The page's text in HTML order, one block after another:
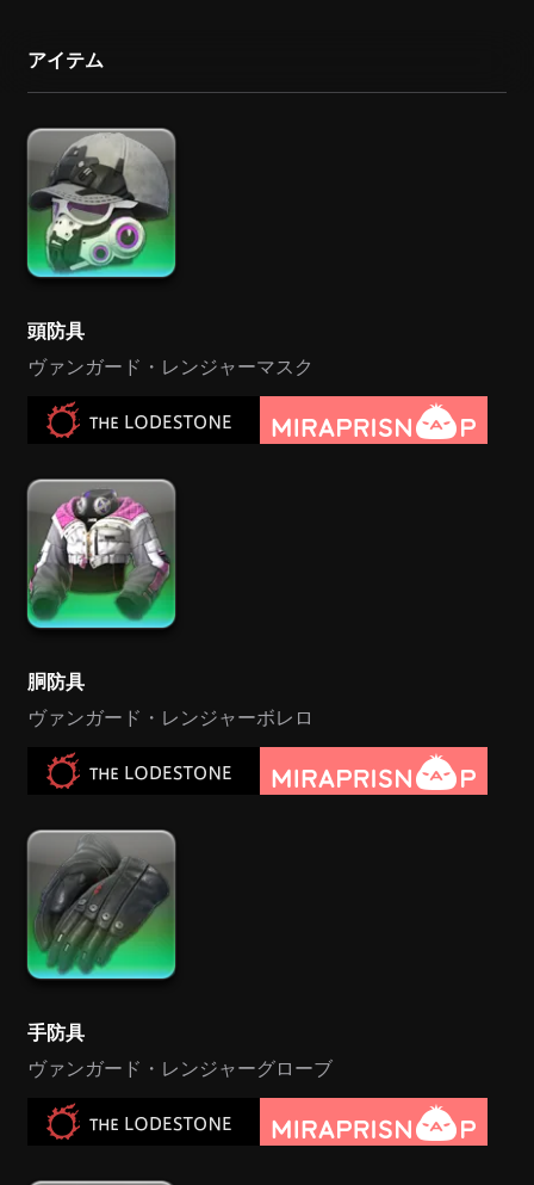
アイテム
頭防具
ヴァンガード・レンジャーマスク
胴防具
ヴァンガード・レンジャーボレロ
手防具
ヴァンガード・レンジャーグローブ